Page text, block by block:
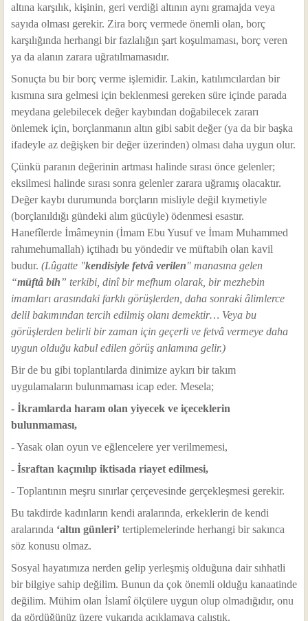
altına karşılık, kişinin, geri verdiği altının aynı gramajda veya
sayıda olması gerekir. Zira borç vermede önemli olan, borç
karşılığında herhangi bir fazlalığın şart koşulmaması, borç veren
ya da alanın zarara uğratılmamasıdır.
Sonuçta bu bir borç verme işlemidir. Lakin, katılımcılardan bir
kısmına sıra gelmesi için beklenmesi gereken süre içinde parada
meydana gelebilecek değer kaybından doğabilecek zararı
önlemek için, borçlanmanın altın gibi sabit değer (ya da bir başka
ifadeyle az değişken bir değer üzerinden) olması daha uygun olur.
Çünkü paranın değerinin artması halinde sırası önce gelenler;
eksilmesi halinde sırası sonra gelenler zarara uğramış olacaktır.
Değer kaybı durumunda borçların misliyle değil kıymetiyle
(borçlanıldığı gündeki alım gücüyle) ödenmesi esastır.
Hanefîlerde İmâmeynin (İmam Ebu Yusuf ve İmam Muhammed
rahımehumallah) içtihadı bu yöndedir ve müftabih olan kavil
budur. (Lûgatte "kendisiyle fetvâ verilen" manasına gelen
“müftâ bih” terkibi, dinî bir mefhum olarak, bir mezhebin
imamları arasındaki farklı görüşlerden, daha sonraki âlimlerce
delil bakımından tercih edilmiş olanı demektir… Veya bu
görüşlerden belirli bir zaman için geçerli ve fetvâ vermeye daha
uygun olduğu kabul edilen görüş anlamına gelir.)
Bir de bu gibi toplantılarda dinimize aykırı bir takım
uygulamaların bulunmaması icap eder. Mesela;
- İkramlarda haram olan yiyecek ve içeceklerin
bulunmaması,
- Yasak olan oyun ve eğlencelere yer verilmemesi,
- İsraftan kaçınılıp iktisada riayet edilmesi,
- Toplantının meşru sınırlar çerçevesinde gerçekleşmesi gerekir.
Bu takdirde kadınların kendi aralarında, erkeklerin de kendi
aralarında ‘altın günleri’ tertiplemelerinde herhangi bir sakınca
söz konusu olmaz.
Sosyal hayatımıza nerden gelip yerleşmiş olduğuna dair sıhhatli
bir bilgiye sahip değilim. Bunun da çok önemli olduğu kanaatinde
değilim. Mühim olan İslamî ölçülere uygun olup olmadığıdır, onu
da gördüğünüz üzere yukarıda açıklamaya çalıştık.